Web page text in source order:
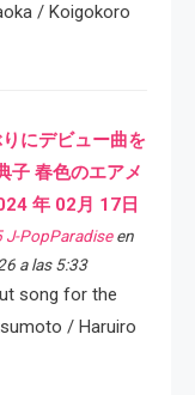
/ Koigokoro
りにデビュー曲を
子 春色のエアメ
年 02月 17日
J-PopParadiseen
a las 5:33
song for the
/ Haruiro